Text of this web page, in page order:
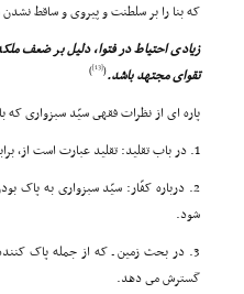
که بنا را بر سلطنت و پیروى و ساقط
زیادى احتیاط در فتوا، دلیل بر ضعف
تقواى مجتهد باشد.(
[13]
)
پاره اى از نظرات فقهى سیّد سبزوارى که
1. در باب تقلید: تقلید عبارت است از، برابرى عمل با رأى و نظر مجتهد.
2. درباره کفّار: سیّد سبزوارى به پاک
شود.
3. در بحث زمین ـ که از جمله پاک
گسترش مى دهد.